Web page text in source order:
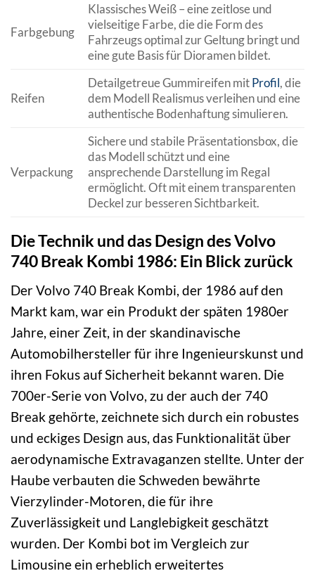
Farbgebung
Klassisches Weiß – eine zeitlose und
vielseitige Farbe, die die Form des
Fahrzeugs optimal zur Geltung bringt und
eine gute Basis für Dioramen bildet.
Reifen
Detailgetreue Gummireifen mitProfil, die
dem Modell Realismus verleihen und eine
authentische Bodenhaftung simulieren.
Verpackung
Sichere und stabile Präsentationsbox, die
das Modell schützt und eine
ansprechende Darstellung im Regal
ermöglicht. Oft mit einem transparenten
Deckel zur besseren Sichtbarkeit.
Die Technik und das Design des Volvo
740 Break Kombi 1986: Ein Blick zurück
Der Volvo 740 Break Kombi, der 1986 auf den
Markt kam, war ein Produkt der späten 1980er
Jahre, einer Zeit, in der skandinavische
Automobilhersteller für ihre Ingenieurskunst und
ihren Fokus auf Sicherheit bekannt waren. Die
700er-Serie von Volvo, zu der auch der 740
Break gehörte, zeichnete sich durch ein robustes
und eckiges Design aus, das Funktionalität über
aerodynamische Extravaganzen stellte. Unter der
Haube verbauten die Schweden bewährte
Vierzylinder-Motoren, die für ihre
Zuverlässigkeit und Langlebigkeit geschätzt
wurden. Der Kombi bot im Vergleich zur
Limousine ein erheblich erweitertes